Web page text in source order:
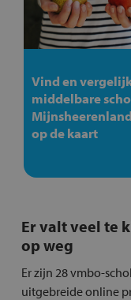
Vind en
middelbare
op de kaart
Er valt veel te
op weg
Er zijn 28 vmbo-
uitgebreide online